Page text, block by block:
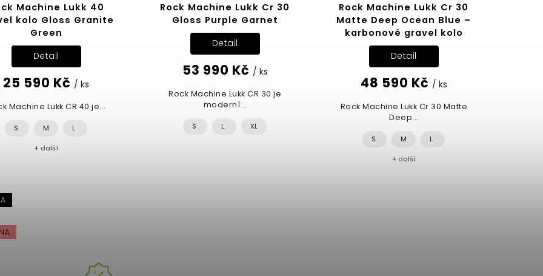
Machine Lukk 40
kolo Gloss Granite
Green
25 590 Kč / ks
Detail
Machine Lukk CR 40 je...
S M L
+ další
Rock Machine Lukk Cr 30
Gloss Purple Garnet
53 990 Kč / ks
Detail
Rock Machine Lukk CR 30 je
moderní...
S L XL
Rock Machine Lukk Cr 30
Matte Deep Ocean Blue –
karbonové gravel kolo
48 590 Kč / ks
Detail
Rock Machine Lukk Cr 30 Matte
Deep...
S M L
+ další